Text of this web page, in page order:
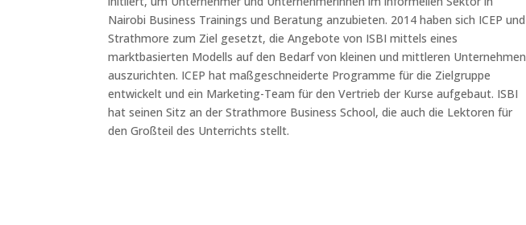
Nairobi Business Trainings und Beratung anzubieten. 2014 haben sich ICEP und
Strathmore zum Ziel gesetzt, die Angebote von ISBI mittels eines
marktbasierten Modells auf den Bedarf von kleinen und mittleren Unternehmen
auszurichten. ICEP hat maßgeschneiderte Programme für die Zielgruppe
entwickelt und ein Marketing-Team für den Vertrieb der Kurse aufgebaut. ISBI
hat seinen Sitz an der Strathmore Business School, die auch die Lektoren für
den Großteil des Unterrichts stellt.